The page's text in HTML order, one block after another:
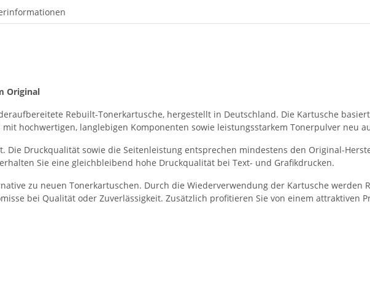
Original
Rebuilt-Tonerkartusche, hergestellt in Deutschland. Die Kartusche
hochwertigen, langlebigen Komponenten sowie leistungsstarkem Tonerpulver neu
Druckqualität sowie die Seitenleistung entsprechen mindestens den Original-
Sie eine gleichbleibend hohe Druckqualität bei Text- und Grafikdrucken.
zu neuen Tonerkartuschen. Durch die Wiederverwendung der Kartusche werden
bei Qualität oder Zuverlässigkeit. Zusätzlich profitieren Sie von einem attraktiven